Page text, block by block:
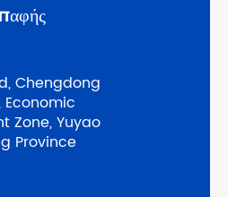
Chengdong
Economic
Zone, Yuyao
Province